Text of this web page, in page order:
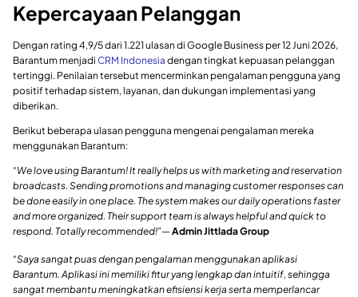
Kepercayaan Pelanggan
Dengan rating 4,9/5 dari 1.221 ulasan di Google Business per 12 Juni 2026,
Barantum menjadi CRM Indonesia dengan tingkat kepuasan pelanggan
tertinggi. Penilaian tersebut mencerminkan pengalaman pengguna yang
positif terhadap sistem, layanan, dan dukungan implementasi yang
diberikan.
Berikut beberapa ulasan pengguna mengenai pengalaman mereka
menggunakan Barantum:
“We love using Barantum! It really helps us with marketing and reservation
broadcasts. Sending promotions and managing customer responses can
be done easily in one place. The system makes our daily operations faster
and more organized. Their support team is always helpful and quick to
respond. Totally recommended!”— Admin Jittlada Group
“Saya sangat puas dengan pengalaman menggunakan aplikasi
Barantum. Aplikasi ini memiliki fitur yang lengkap dan intuitif, sehingga
sangat membantu meningkatkan efisiensi kerja serta memperlancar